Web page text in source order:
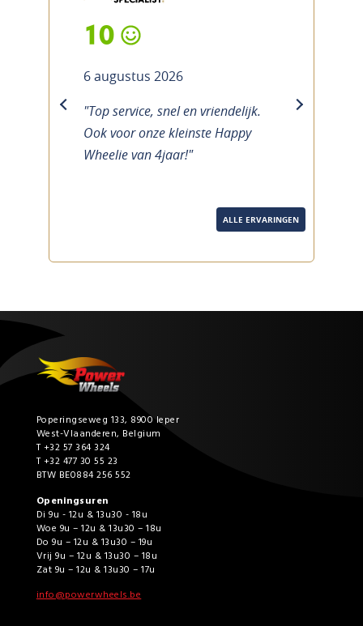
10
6 augustus 2026
"Top service, snel en vriendelijk.
Ook voor onze kleinste Happy
Wheelie van 4jaar!"
previous next
ALLE ERVARINGEN
Poperingseweg 133, 8900 Ieper
West-Vlaanderen, Belgium
T +32 57 364 324
T +32 477 30 55 23
BTW BE0884 256 552
Openingsuren
Di 9u - 12u & 13u30 - 18u
Woe 9u – 12u & 13u30 – 18u
Do 9u – 12u & 13u30 – 19u
Vrij 9u – 12u & 13u30 – 18u
Zat 9u – 12u & 13u30 – 17u
info@powerwheels.be